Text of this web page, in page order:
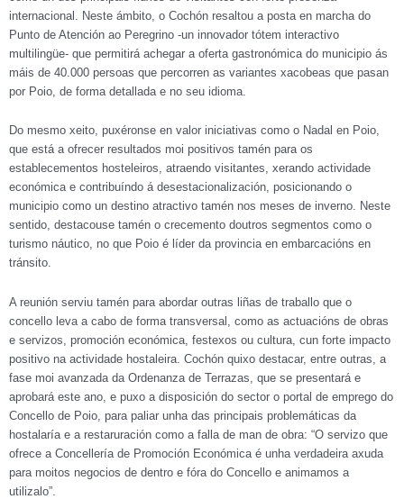
internacional. Neste ámbito, o Cochón resaltou a posta en marcha do
Punto de Atención ao Peregrino -un innovador tótem interactivo
multilingüe- que permitirá achegar a oferta gastronómica do municipio ás
máis de 40.000 persoas que percorren as variantes xacobeas que pasan
por Poio, de forma detallada e no seu idioma.
Do mesmo xeito, puxéronse en valor iniciativas como o Nadal en Poio,
que está a ofrecer resultados moi positivos tamén para os
establecementos hosteleiros, atraendo visitantes, xerando actividade
económica e contribuíndo á desestacionalización, posicionando o
municipio como un destino atractivo tamén nos meses de inverno. Neste
sentido, destacouse tamén o crecemento doutros segmentos como o
turismo náutico, no que Poio é líder da provincia en embarcacións en
tránsito.
A reunión serviu tamén para abordar outras liñas de traballo que o
concello leva a cabo de forma transversal, como as actuacións de obras
e servizos, promoción económica, festexos ou cultura, cun forte impacto
positivo na actividade hostaleira. Cochón quixo destacar, entre outras, a
fase moi avanzada da Ordenanza de Terrazas, que se presentará e
aprobará este ano, e puxo a disposición do sector o portal de emprego do
Concello de Poio, para paliar unha das principais problemáticas da
hostalaría e a restaruración como a falla de man de obra: “O servizo que
ofrece a Concellería de Promoción Económica é unha verdadeira axuda
para moitos negocios de dentro e fóra do Concello e animamos a
utilizalo”.